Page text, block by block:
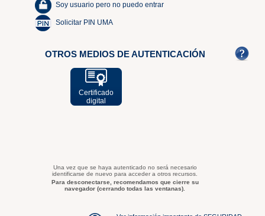
Soy usuario pero no puedo entrar
Solicitar PIN UMA
OTROS MEDIOS DE AUTENTICACIÓN
Certificado
digital
Una vez que se haya autenticado no será necesario
identificarse de nuevo para acceder a otros recursos.
Para desconectarse, recomendamos que cierre su
navegador (cerrando todas las ventanas).